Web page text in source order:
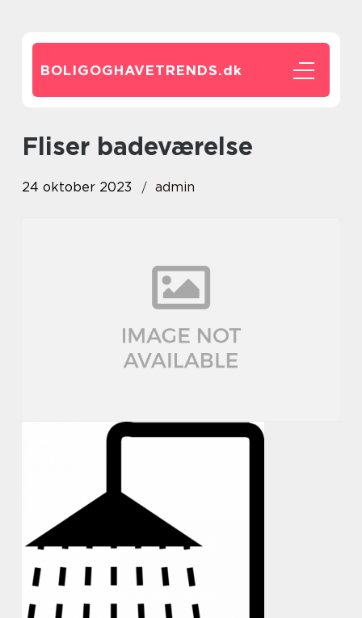
BOLIGOGHAVETRENDS.dk
fliser badeværelse
24 oktober 2023 admin